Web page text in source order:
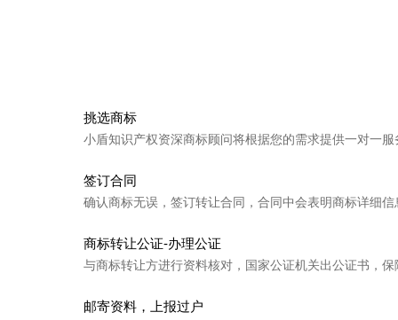
挑选商标
小盾知识产权资深商标顾问将根据您的需求提供一对一
签订合同
确认商标无误，签订转让合同，合同中会表明商标详细
商标转让公证-办理公证
与商标转让方进行资料核对，国家公证机关出公证书，
邮寄资料，上报过户